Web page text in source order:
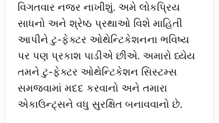
વિગતવાર નજર નાખીશું. અમે લોકપ્રિય
સાધનો અને શ્રેષ્ઠ પ્રથાઓ વિશે માહિતી
આપીને ટુ-ફેક્ટર ઓથેન્ટિકેશનના ભવિષ્ય
પર પણ પ્રકાશ પાડીએ છીએ. અમારો ધ્યેય
તમને ટુ-ફેક્ટર ઓથેન્ટિકેશન સિસ્ટમ્સ
સમજવામાં મદદ કરવાનો અને તમારા
એકાઉન્ટ્સને વધુ સુરક્ષિત બનાવવાનો છે.